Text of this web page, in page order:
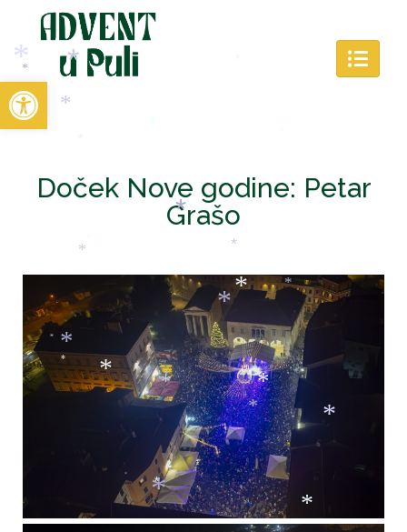
Open toolbar
Doček Nove godine: Petar
Grašo
*
*
*
*
*
*
*
*
*
*
*
*
*
*
*
*
*
*
*
*
*